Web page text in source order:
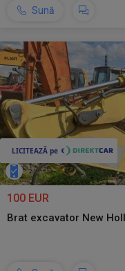
Sună
100 EUR
Brat excavator New